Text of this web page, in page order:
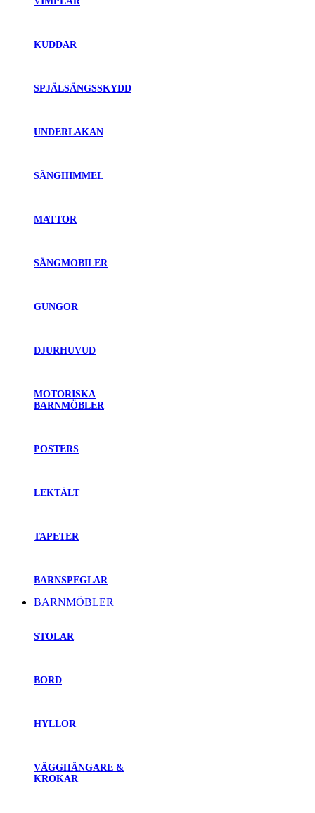
KUDDAR
SPJÄLSÄNGSSKYDD
UNDERLAKAN
SÄNGHIMMEL
MATTOR
SÄNGMOBILER
GUNGOR
DJURHUVUD
MOTORISKA
BARNMÖBLER
POSTERS
LEKTÄLT
TAPETER
BARNSPEGLAR
BARNMÖBLER
STOLAR
BORD
HYLLOR
VÄGGHÄNGARE &
KROKAR